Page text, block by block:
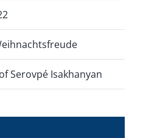
Serovpé Isakhanyan